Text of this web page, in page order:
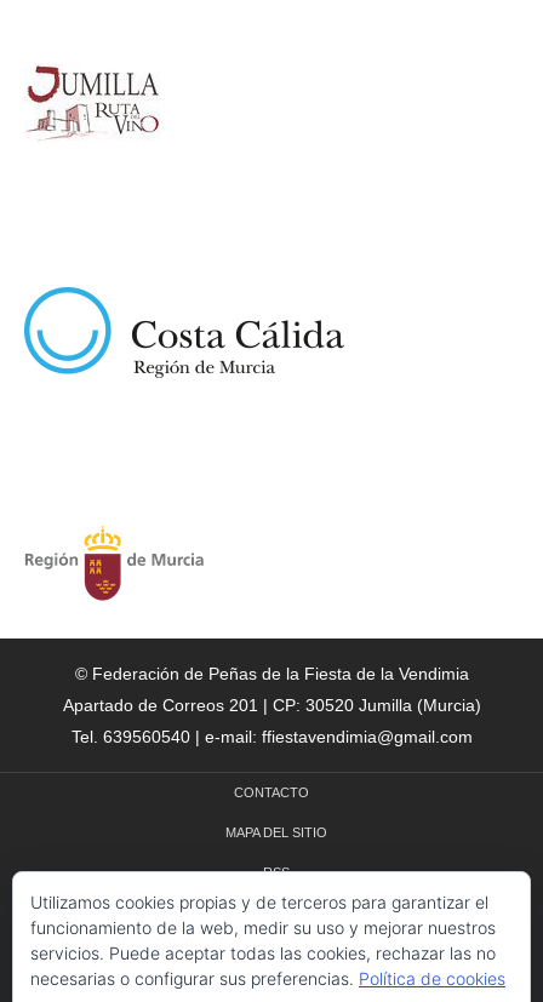
© Federación de Peñas de la Fiesta de la Vendimia
Apartado de Correos 201 | CP: 30520 Jumilla (Murcia)
Tel. 639560540 | e-mail: ffiestavendimia@gmail.com
CONTACTO
MAPA DEL SITIO
RSS
CRÉDITOS
POLÍTICA DE COOKIES
Utilizamos cookies propias y de terceros para garantizar el
funcionamiento de la web, medir su uso y mejorar nuestros
servicios. Puede aceptar todas las cookies, rechazar las no
necesarias o configurar sus preferencias. Política de cookies